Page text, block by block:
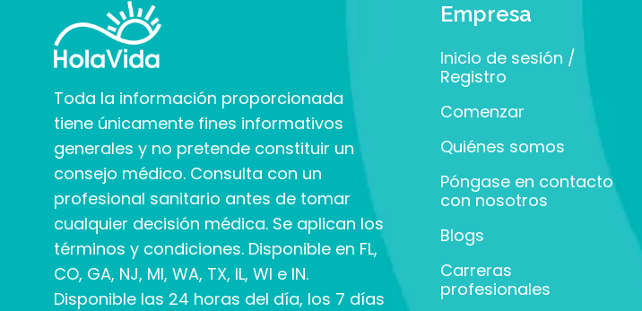
Toda la información proporcionada
tiene únicamente fines informativos
generales y no pretende constituir un
consejo médico. Consulta con un
profesional sanitario antes de tomar
cualquier decisión médica. Se aplican los
términos y condiciones. Disponible en FL,
CO, GA, NJ, MI, WA, TX, IL, WI e IN.
Disponible las 24 horas del día, los 7 días
Empresa
Inicio de sesión /
Registro
Comenzar
Quiénes somos
Póngase en contacto
con nosotros
Blogs
Carreras
profesionales